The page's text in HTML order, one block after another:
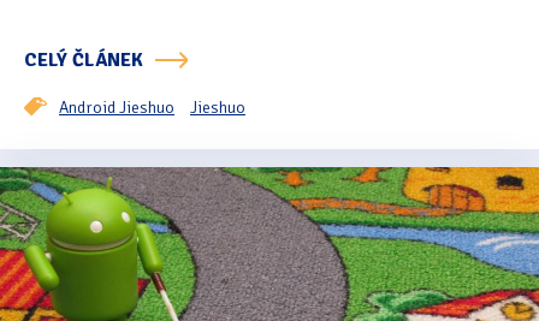
CELÝ ČLÁNEK
Android Jieshuo Jieshuo